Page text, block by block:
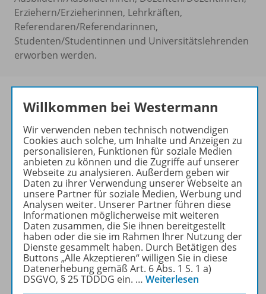
Erziehern/Erzieherinnen, Lehrkräften,
Referendaren/Referendarinnen,
Studenten/Studentinnen und Universitätslehrenden
erworben werden.
Produktkompass für Ihren
Karibu-Materialmix
Prüfangebote,
Konzept,
Material für Ihre
Fachkonferenz,
Planungshilfen,
Infos zu Spezialthemen wie
z. B. zur Leseförderung
und
praktische Downloads.
Willkommen bei Westermann
Wir verwenden neben technisch notwendigen
Cookies auch solche, um Inhalte und Anzeigen zu
personalisieren, Funktionen für soziale Medien
anbieten zu können und die Zugriffe auf unserer
Webseite zu analysieren. Außerdem geben wir
Daten zu ihrer Verwendung unserer Webseite an
unsere Partner für soziale Medien, Werbung und
Analysen weiter. Unserer Partner führen diese
Informationen möglicherweise mit weiteren
Daten zusammen, die Sie ihnen bereitgestellt
haben oder die sie im Rahmen Ihrer Nutzung der
Dienste gesammelt haben. Durch Betätigen des
Buttons „Alle Akzeptieren“ willigen Sie in diese
Datenerhebung gemäß Art. 6 Abs. 1 S. 1 a)
DSGVO, § 25 TDDDG ein. … Weiterlesen